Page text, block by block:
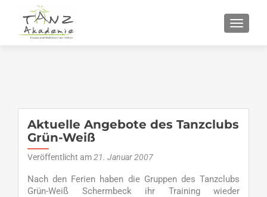
Aktuelle Angebote des Tanzclubs
Grün-Weiß
Veröffentlicht am21. Januar 2007
Nach den Ferien haben die Gruppen des Tanzclubs
Grün-Weiß Schermbeck ihr Training wieder